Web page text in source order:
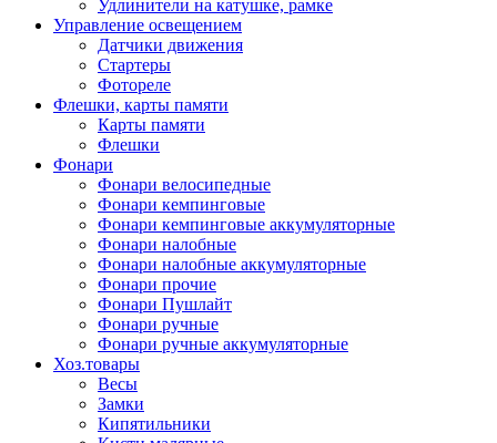
Удлинители на катушке, рамке
Управление освещением
Датчики движения
Стартеры
Фотореле
Флешки, карты памяти
Карты памяти
Флешки
Фонари
Фонари велосипедные
Фонари кемпинговые
Фонари кемпинговые аккумуляторные
Фонари налобные
Фонари налобные аккумуляторные
Фонари прочие
Фонари Пушлайт
Фонари ручные
Фонари ручные аккумуляторные
Хоз.товары
Весы
Замки
Кипятильники